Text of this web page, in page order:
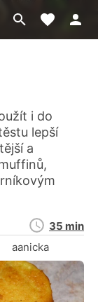
Přejít
na
Moje
i do
lepší
a
aanicka
Doba
35 min